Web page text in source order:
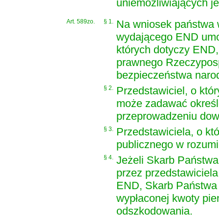
uniemożliwiających
Art. 589zo. § 1. Na wniosek państwa
wydającego END
których dotyczy
prawnego
bezpieczeństwa
§ 2. Przedstawiciel, o
może zadawać
przeprowadzeniu
§ 3. Przedstawiciela, o
publicznego w
§ 4. Jeżeli Skarb
przez
END, Skarb
wypłaconej kwoty
odszkodowania.